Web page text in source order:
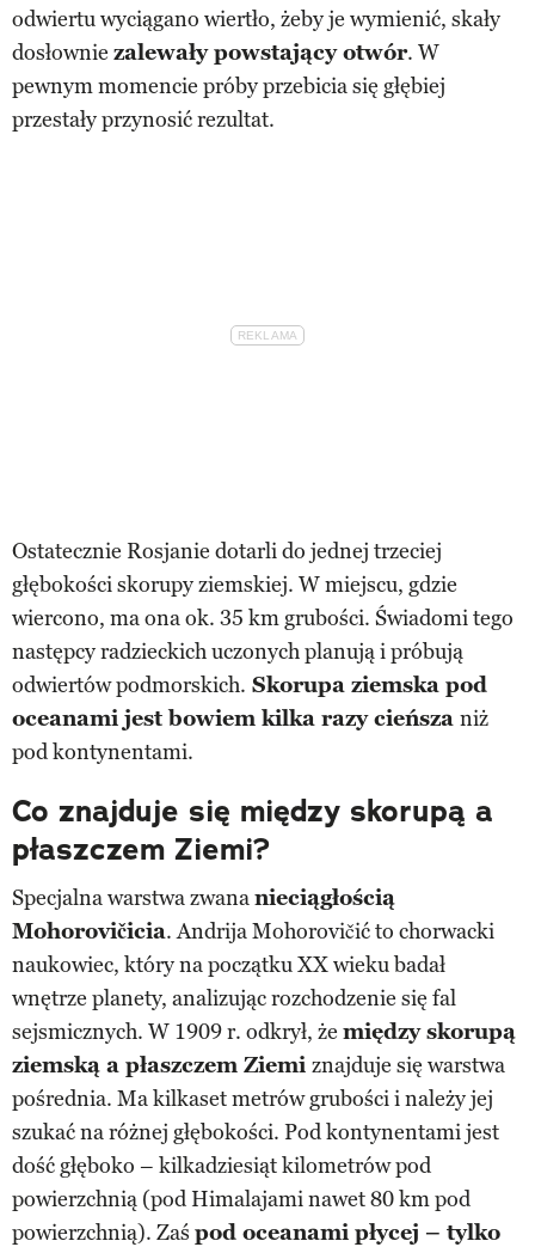
odwiertu wyciągano wiertło, żeby je wymienić, skały
dosłownie zalewały powstający otwór. W
pewnym momencie próby przebicia się głębiej
przestały przynosić rezultat.
Ostatecznie Rosjanie dotarli do jednej trzeciej
głębokości skorupy ziemskiej. W miejscu, gdzie
wiercono, ma ona ok. 35 km grubości. Świadomi tego
następcy radzieckich uczonych planują i próbują
odwiertów podmorskich. Skorupa ziemska pod
oceanami jest bowiem kilka razy cieńsza niż
pod kontynentami.
Co znajduje się między skorupą a
płaszczem Ziemi?
Specjalna warstwa zwananieciągłością
Mohorovičicia. Andrija Mohorovičić to chorwacki
naukowiec, który na początku XX wieku badał
wnętrze planety, analizując rozchodzenie się fal
sejsmicznych. W 1909 r. odkrył, że między skorupą
ziemską a płaszczem Ziemi znajduje się warstwa
pośrednia. Ma kilkaset metrów grubości i należy jej
szukać na różnej głębokości. Pod kontynentami jest
dość głęboko – kilkadziesiąt kilometrów pod
powierzchnią (pod Himalajami nawet 80 km pod
powierzchnią). Zaś pod oceanami płycej – tylko